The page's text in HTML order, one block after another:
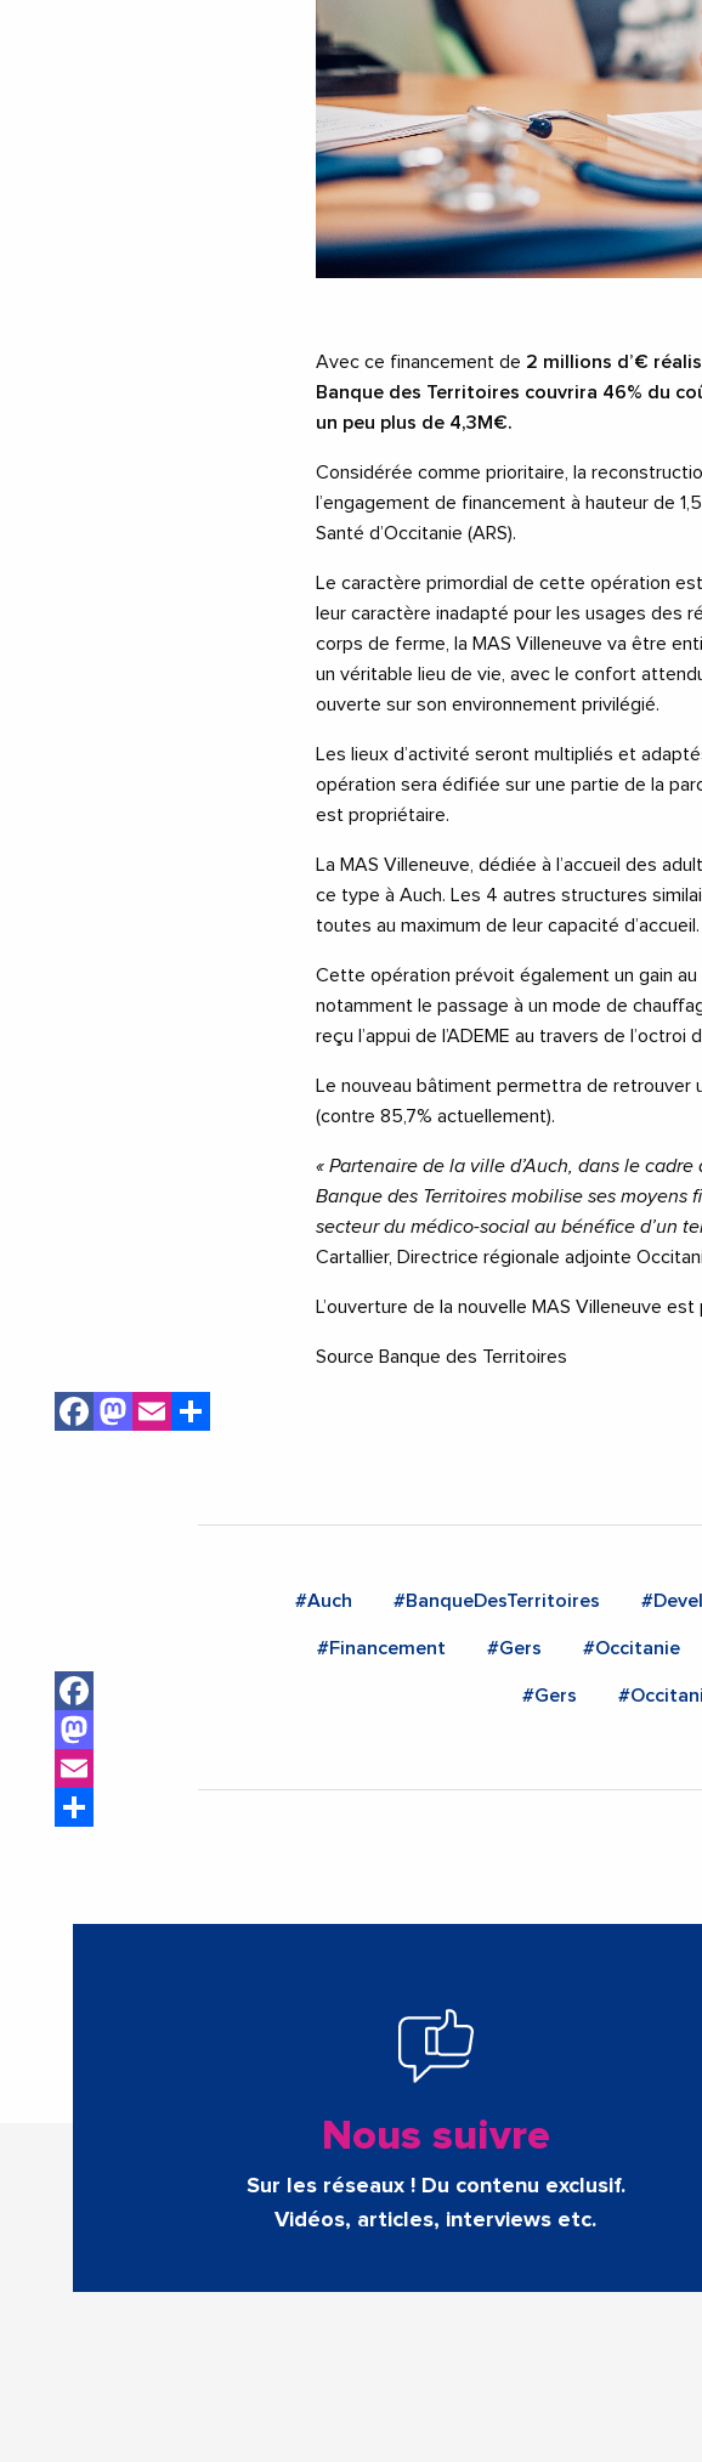
Avec ce financement de 2 millions d’€
Banque des Territoires couvrira 46% du
un peu plus de 4,3M€.
Considérée comme prioritaire, la
l’engagement de financement à hauteur de
Santé d’Occitanie (ARS).
Le caractère primordial de cette opération
leur caractère inadapté pour les usages des
corps de ferme, la MAS Villeneuve va être
un véritable lieu de vie, avec le confort
ouverte sur son environnement privilégié.
Les lieux d’activité seront multipliés et
opération sera édifiée sur une partie de la
est propriétaire.
La MAS Villeneuve, dédiée à l’accueil des
ce type à Auch. Les 4 autres structures
toutes au maximum de leur capacité d’accueil.
Cette opération prévoit également un gain
notamment le passage à un mode de
reçu l’appui de l’ADEME au travers de l’octroi
Le nouveau bâtiment permettra de retrouver
(contre 85,7% actuellement).
« Partenaire de la ville d’Auch, dans le
Banque des Territoires mobilise ses moyens
secteur du médico-social au bénéfice d’un
Cartallier, Directrice régionale adjointe
L’ouverture de la nouvelle MAS Villeneuve
Source Banque des Territoires
Facebook
Mastodon
Email
#Auch #BanqueDesTerritoires
#Financement #Gers #Occitanie
#Gers
Nous suivre
Sur les réseaux ! Du contenu exclusif.
Vidéos, articles, interviews etc.